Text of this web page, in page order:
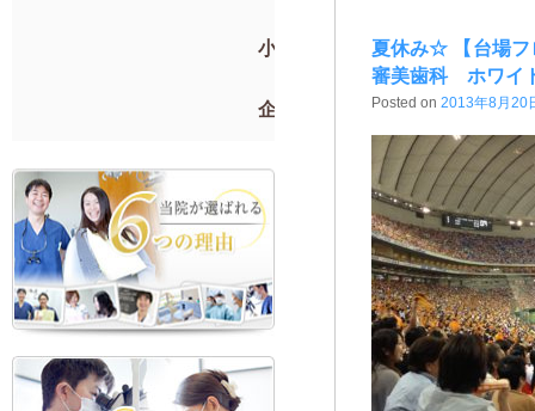
小児歯科
企業検診
夏休み☆ 【台場
審美歯科 ホワイ
Posted on 2013年8月20